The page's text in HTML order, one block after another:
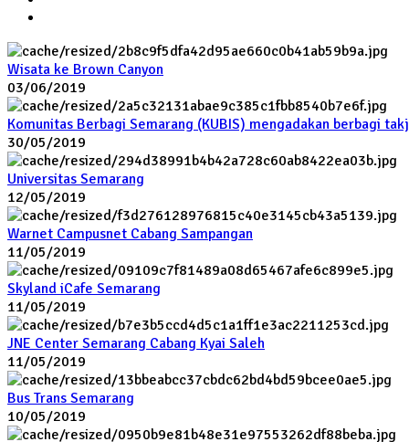
Wisata ke Brown Canyon
03/06/2019
Komunitas Berbagi Semarang (KUBIS) mengadakan berbagi
30/05/2019
Universitas Semarang
12/05/2019
Warnet Campusnet Cabang Sampangan
11/05/2019
Skyland iCafe Semarang
11/05/2019
JNE Center Semarang Cabang Kyai Saleh
11/05/2019
Bus Trans Semarang
10/05/2019